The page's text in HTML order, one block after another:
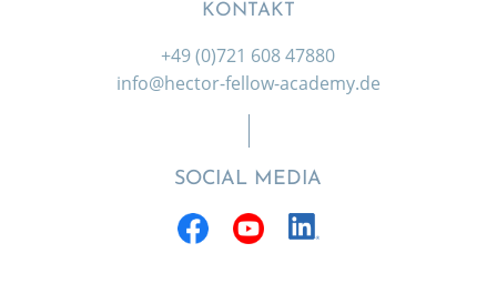
KONTAKT
+49 (0)721 608 47880
info@hector-fellow-academy.de
SOCIAL MEDIA